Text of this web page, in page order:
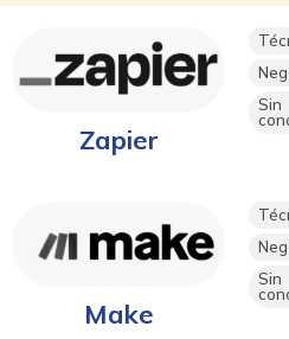
Zapier
Sin
Make
Sin